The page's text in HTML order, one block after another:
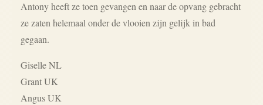
Antony heeft ze toen gevangen en naar de opvang gebracht
ze zaten helemaal onder de vlooien zijn gelijk in bad
gegaan.
Giselle NL
Grant UK
Angus UK